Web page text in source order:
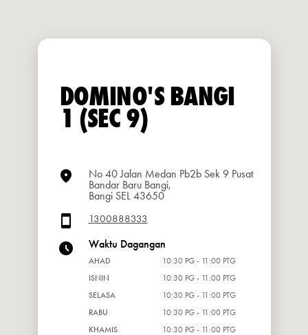
DOMINO'S BANGI
1 (SEC 9)
No 40 Jalan Medan Pb2b Sek 9 Pusat
Bandar Baru Bangi,
Bangi SEL 43650
1300888333
Waktu Dagangan
AHAD
10:30 PG - 11:00 PTG
ISNIN
10:30 PG - 11:00 PTG
SELASA
10:30 PG - 11:00 PTG
RABU
10:30 PG - 11:00 PTG
KHAMIS
10:30 PG - 11:00 PTG